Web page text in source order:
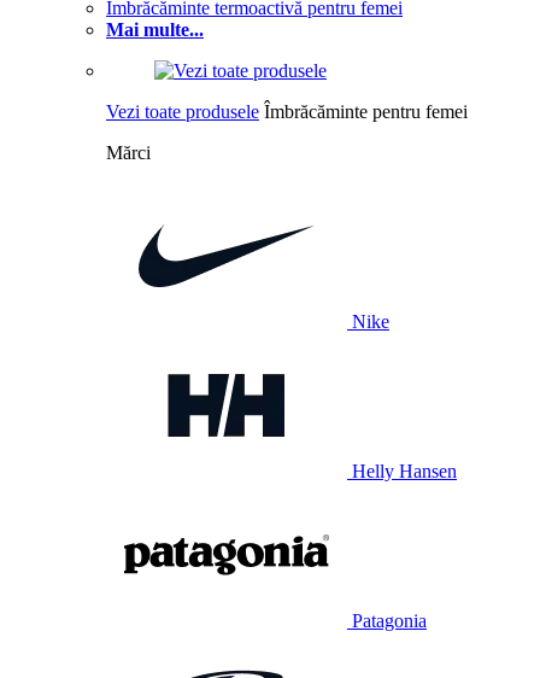
Îmbrăcăminte termoactivă pentru femei
Mai multe...
Vezi toate produsele Îmbrăcăminte pentru femei
Mărci
Nike
Helly Hansen
Patagonia